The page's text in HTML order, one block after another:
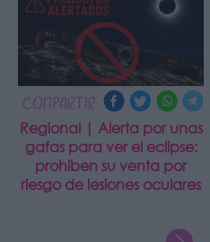
COMPARTIR:
Regional | Alerta por unas
gafas para ver el eclipse:
prohíben su venta por
riesgo de lesiones oculares